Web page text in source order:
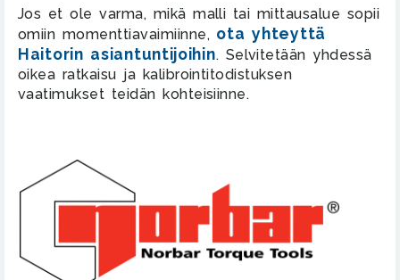
Jos et ole varma, mikä malli tai mittausalue sopii
omiin momenttiavaimiinne, ota yhteyttä
Haitorin asiantuntijoihin. Selvitetään yhdessä
oikea ratkaisu ja kalibrointitodistuksen
vaatimukset teidän kohteisiinne.